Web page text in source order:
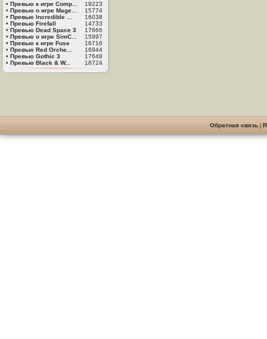
• Превью к игре Comp...
19223
• Превью о игре Mage...
15774
• Превью Incredible ...
16038
• Превью Firefall
14733
• Превью Dead Space 3
17666
• Превью о игре SimC...
15997
• Превью к игре Fuse
16716
• Превью Red Orche...
16944
• Превью Gothic 3
17648
• Превью Black & W... 18724
Обратная связь